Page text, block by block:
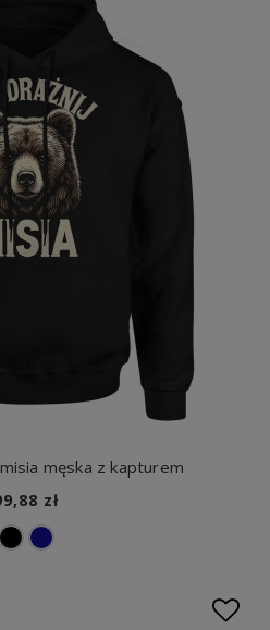
męska z kapturem
zł